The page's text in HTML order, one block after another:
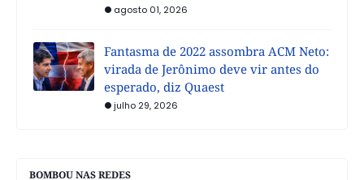
agosto 01, 2026
Fantasma de 2022 assombra ACM Neto:
virada de Jerônimo deve vir antes do
esperado, diz Quaest
julho 29, 2026
BOMBOU NAS REDES